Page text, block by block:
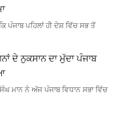
ਪੰਜਾਬ ਪਹਿਲਾਂ ਹੀ ਦੇਸ਼ ਵਿੱਚ ਸਭ ਤੋਂ
ਦੇ ਨੁਕਸਾਨ ਦਾ ਮੁੱਦਾ ਪੰਜਾਬ
ਮਾਨ ਨੇ ਅੱਜ ਪੰਜਾਬ ਵਿਧਾਨ ਸਭਾ ਵਿੱਚ